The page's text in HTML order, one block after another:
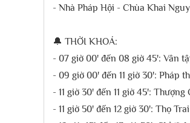
- Nhà Pháp Hội - Chùa Khai
🔔 THỜI KHOÁ:
- 07 giờ 00' đến 08 giờ 45': Vân
- 09 giờ 00' đến 11 giờ 30': Pháp
- 11 giờ 30' đến 11 giờ 45': Thượng
- 11 giờ 50' đến 12 giờ 30': Thọ Trai